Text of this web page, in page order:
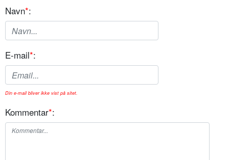
Navn*:
E-mail*:
Din e-mail bliver ikke vist på sitet.
Kommentar*: